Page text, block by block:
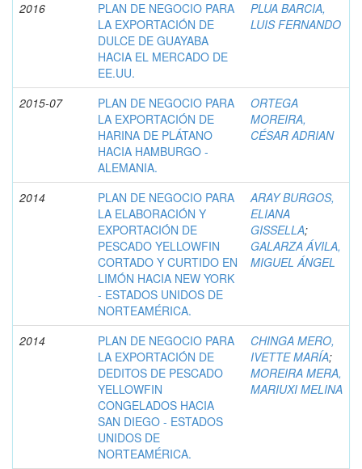
2016
PLAN DE NEGOCIO PARA
LA EXPORTACIÓN DE
DULCE DE GUAYABA
HACIA EL MERCADO DE
EE.UU.
PLUA BARCIA,
LUIS FERNANDO
2015-07
PLAN DE NEGOCIO PARA
LA EXPORTACIÓN DE
HARINA DE PLÁTANO
HACIA HAMBURGO -
ALEMANIA.
ORTEGA
MOREIRA,
CÉSAR ADRIAN
2014
PLAN DE NEGOCIO PARA
LA ELABORACIÓN Y
EXPORTACIÓN DE
PESCADO YELLOWFIN
CORTADO Y CURTIDO EN
LIMÓN HACIA NEW YORK
- ESTADOS UNIDOS DE
NORTEAMÉRICA.
ARAY BURGOS,
ELIANA
GISSELLA;
GALARZA ÁVILA,
MIGUEL ÁNGEL
2014
PLAN DE NEGOCIO PARA
LA EXPORTACIÓN DE
DEDITOS DE PESCADO
YELLOWFIN
CONGELADOS HACIA
SAN DIEGO - ESTADOS
UNIDOS DE
NORTEAMÉRICA.
CHINGA MERO,
IVETTE MARÍA;
MOREIRA MERA,
MARIUXI MELINA